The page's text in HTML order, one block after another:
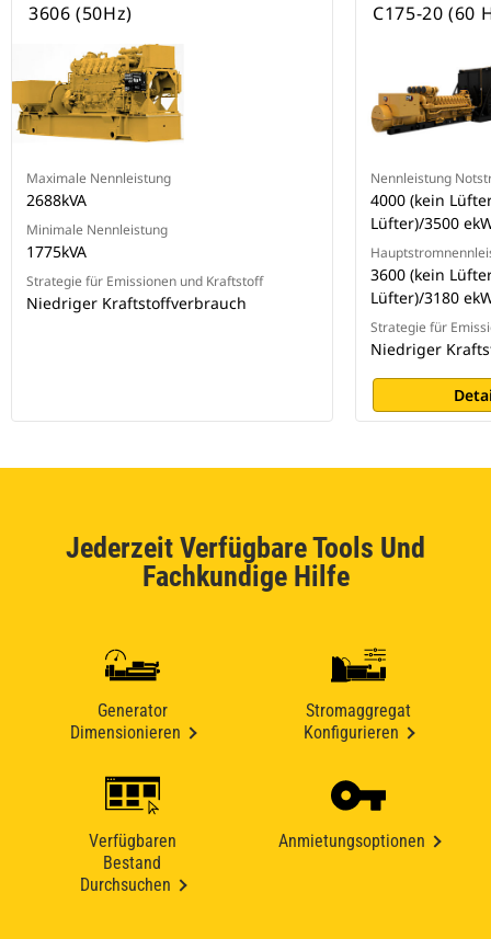
3606 (50Hz)
Maximale Nennleistung
2688kVA
Minimale Nennleistung
1775kVA
Strategie für Emissionen und Kraftstoff
Niedriger Kraftstoffverbrauch
C175-20 (60
Nennleistung
4000 (kein
Lüfter)/3500
3600 (kein
Lüfter)/3180
Strategie für
Niedriger
Jederzeit Verfügbare Tools Und
Fachkundige Hilfe
Generator
Dimensionieren
Stromaggregat
Konfigurieren
Verfügbaren
Bestand
Durchsuchen
Anmietungsoptionen